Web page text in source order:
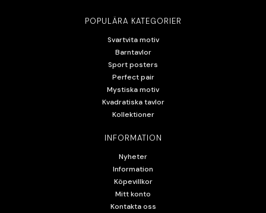
POPULÄRA KATEGORIER
Svartvita motiv
Barntavlor
Sport posters
Perfect pair
Mystiska motiv
Kvadratiska tavlor
Kollektioner
INFORMATION
Nyheter
Information
Köpevillkor
Mitt konto
Kontakta oss